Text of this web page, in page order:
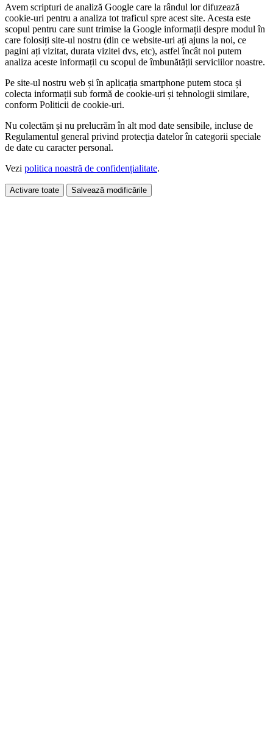
Avem scripturi de analiză Google care la rândul lor difuzează
cookie-uri pentru a analiza tot traficul spre acest site. Acesta este
scopul pentru care sunt trimise la Google informații despre modul în
care folosiți site-ul nostru (din ce website-uri ați ajuns la noi, ce
pagini ați vizitat, durata vizitei dvs, etc), astfel încât noi putem
analiza aceste informații cu scopul de îmbunătății serviciilor noastre.
Pe site-ul nostru web și în aplicația smartphone putem stoca și
colecta informații sub formă de cookie-uri și tehnologii similare,
conform Politicii de cookie-uri.
Nu colectăm și nu prelucrăm în alt mod date sensibile, incluse de
Regulamentul general privind protecția datelor în categorii speciale
de date cu caracter personal.
Vezi politica noastră de confidențialitate.
Activare toate Salvează modificările